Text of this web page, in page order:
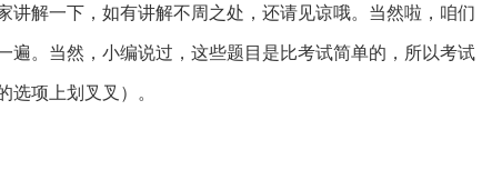
解一下，如有讲解不周之处，还请见谅哦。当然啦，咱们
。当然，小编说过，这些题目是比考试简单的，所以考试
项上划叉叉）。